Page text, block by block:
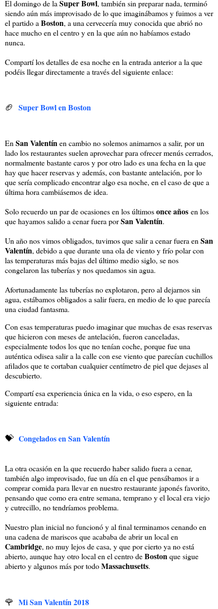
El domingo de la Super Bowl, también sin preparar nada, terminó
siendo aún más improvisado de lo que imaginábamos y fuimos a ver
el partido a Boston, a una cervecería muy conocida que abrió no
hace mucho en el centro y en la que aún no habíamos estado
nunca.
Compartí los detalles de esa noche en la entrada anterior a la que
podéis llegar directamente a través del siguiente enlace:
🏈 Super Bowl en Boston
En San Valentínen cambio no solemos animarnos a salir, por un
lado los restaurantes suelen aprovechar para ofrecer menús cerrados,
normalmente bastante caros y por otro lado es una fecha en la que
hay que hacer reservas y además, con bastante antelación, por lo
que sería complicado encontrar algo esa noche, en el caso de que a
última hora cambiásemos de idea.
Solo recuerdo un par de ocasiones en los últimosonce años en los
que hayamos salido a cenar fuera porSan Valentín.
Un año nos vimos obligados, tuvimos que salir a cenar fuera en San
Valentín, debido a que durante una ola de viento y frío polar con
las temperaturas más bajas del último medio siglo, se nos
congelaron las tuberías y nos quedamos sin agua.
Afortunadamente las tuberías no explotaron, pero al dejarnos sin
agua, estábamos obligados a salir fuera, en medio de lo que parecía
una ciudad fantasma.
Con esas temperaturas puedo imaginar que muchas de esas reservas
que hicieron con meses de antelación, fueron canceladas,
especialmente todos los que no tenían coche, porque fue una
auténtica odisea salir a la calle con ese viento que parecían cuchillos
afilados que te cortaban cualquier centímetro de piel que dejases al
descubierto.
Compartí esa experiencia única en la vida, o eso espero, en la
siguiente entrada:
💝 Congelados en San Valentín
La otra ocasión en la que recuerdo haber salido fuera a cenar,
también algo improvisado, fue un día en el que pensábamos ir a
comprar comida para llevar en nuestro restaurante japonés favorito,
pensando que como era entre semana, temprano y el local era viejo
y cutrecillo, no tendríamos problema.
Nuestro plan inicial no funcionó y al final terminamos cenando en
una cadena de mariscos que acababa de abrir un local en
Cambridge, no muy lejos de casa, y que por cierto ya no está
abierto, aunque hay otro local en el centro deBostonque sigue
abierto y algunos más por todoMassachusetts.
🌹 Mi San Valentín 2018